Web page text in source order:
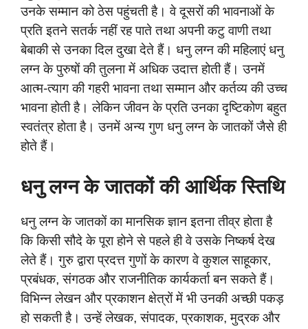
उनके सम्मान को ठेस पहुंचती है। वे दूसरों की भावनाओं के
प्रति इतने सतर्क नहीं रह पाते तथा अपनी कटु वाणी तथा
बेबाकी से उनका दिल दुखा देते हैं। धनु लग्न की महिलाएं धनु
लग्न के पुरुषों की तुलना में अधिक उदात्त होती हैं। उनमें
आत्म-त्याग की गहरी भावना तथा सम्मान और कर्तव्य की उच्च
भावना होती है। लेकिन जीवन के प्रति उनका दृष्टिकोण बहुत
स्वतंत्र होता है। उनमें अन्य गुण धनु लग्न के जातकों जैसे ही
होते हैं।
धनु लग्न के जातकों की आर्थिक स्तिथि
धनु लग्न के जातकों का मानसिक ज्ञान इतना तीव्र होता है
कि किसी सौदे के पूरा होने से पहले ही वे उसके निष्कर्ष देख
लेते हैं। गुरु द्वारा प्रदत्त गुणों के कारण वे कुशल साहूकार,
प्रबंधक, संगठक और राजनीतिक कार्यकर्ता बन सकते हैं।
विभिन्न लेखन और प्रकाशन क्षेत्रों में भी उनकी अच्छी पकड़
हो सकती है। उन्हें लेखक, संपादक, प्रकाशक, मुद्रक और